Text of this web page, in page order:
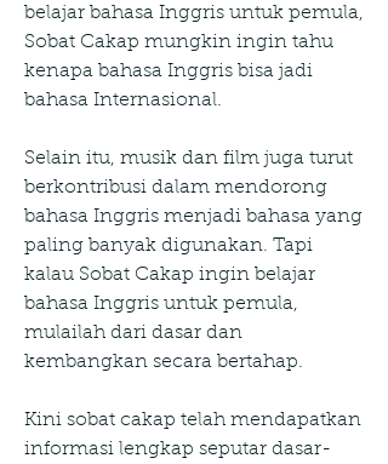
belajar bahasa Inggris untuk pemula,
Sobat Cakap mungkin ingin tahu
kenapa bahasa Inggris bisa jadi
bahasa Internasional.
Selain itu, musik dan film juga turut
berkontribusi dalam mendorong
bahasa Inggris menjadi bahasa yang
paling banyak digunakan. Tapi
kalau Sobat Cakap ingin belajar
bahasa Inggris untuk pemula,
mulailah dari dasar dan
kembangkan secara bertahap.
Kini sobat cakap telah mendapatkan
informasi lengkap seputar dasar-